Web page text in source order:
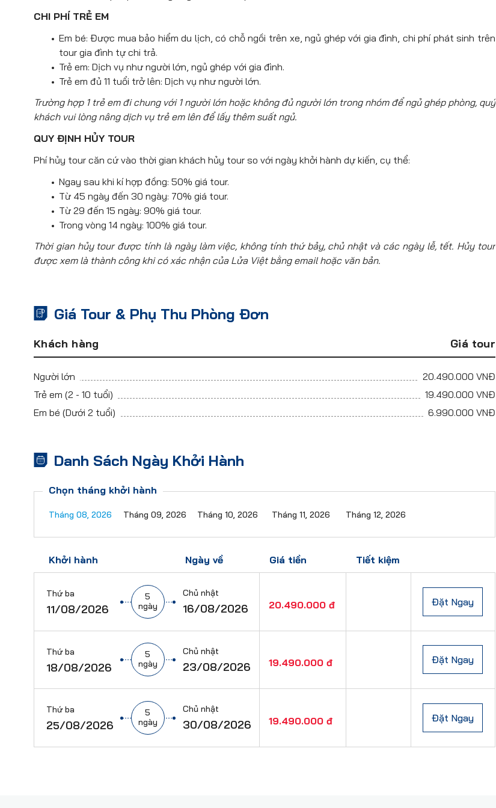
CHI PHÍ TRẺ EM
Em bé: Được mua bảo hiểm du lịch, có chỗ ngồi trên xe, ngủ ghép với gia đình, chi phí phát sinh trên
tour gia đình tự chi trả.
Trẻ em: Dịch vụ như người lớn, ngủ ghép với gia đình.
Trẻ em đủ 11 tuổi trở lên: Dịch vụ như người lớn.
Trường hợp 1 trẻ em đi chung với 1 người lớn hoặc không đủ người lớn trong nhóm để ngủ ghép phòng, quý
khách vui lòng nâng dịch vụ trẻ em lên để lấy thêm suất ngủ.
QUY ĐỊNH HỦY TOUR
Phí hủy tour căn cứ vào thời gian khách hủy tour so với ngày khởi hành dự kiến, cụ thể:
Ngay sau khi kí hợp đồng: 50% giá tour.
Từ 45 ngày đến 30 ngày: 70% giá tour.
Từ 29 đến 15 ngày: 90% giá tour.
Trong vòng 14 ngày: 100% giá tour.
Thời gian hủy tour được tính là ngày làm việc, không tính thứ bảy, chủ nhật và các ngày lễ, tết. Hủy tour
được xem là thành công khi có xác nhận của Lửa Việt bằng email hoặc văn bản.
Giá Tour & Phụ Thu Phòng Đơn
Khách hàng Giá tour
Người lớn 20.490.000 VNĐ
Trẻ em (2 - 10 tuổi) 19.490.000 VNĐ
Em bé (Dưới 2 tuổi) 6.990.000 VNĐ
Danh Sách Ngày Khởi Hành
Chọn tháng khởi hành
Tháng 08, 2026 Tháng 09, 2026 Tháng 10, 2026 Tháng 11, 2026 Tháng 12, 2026
Khởi hành Ngày về Giá tiền Tiết kiệm
Thứ ba
11/08/2026
5
ngày
Chủ nhật
16/08/2026 20.490.000 đ Đặt Ngay
Thứ ba
18/08/2026
5
ngày
Chủ nhật
23/08/2026 19.490.000 đ Đặt Ngay
Thứ ba
25/08/2026
5
ngày
Chủ nhật
30/08/2026 19.490.000 đ Đặt Ngay